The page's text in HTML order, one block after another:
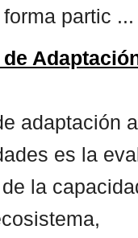
partic ...
adaptación
es la
la